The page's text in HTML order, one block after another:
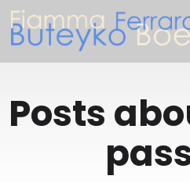
Posts